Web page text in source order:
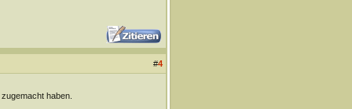
#4
haben.